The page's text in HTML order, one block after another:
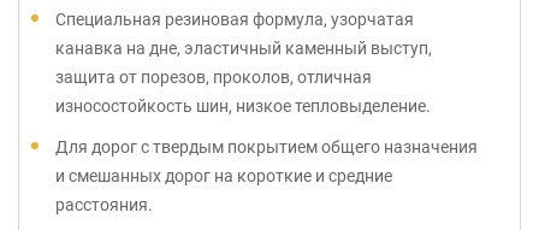
Специальная резиновая формула, узорчатая
канавка на дне, эластичный каменный выступ,
защита от порезов, проколов, отличная
износостойкость шин, низкое тепловыделение.
Для дорог с твердым покрытием общего назначения
и смешанных дорог на короткие и средние
расстояния.